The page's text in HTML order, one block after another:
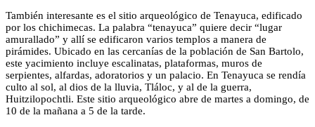
También interesante es el sitio arqueológico de Tenayuca, edificado
por los chichimecas. La palabra “tenayuca” quiere decir “lugar
amurallado” y allí se edificaron varios templos a manera de
pirámides. Ubicado en las cercanías de la población de San Bartolo,
este yacimiento incluye escalinatas, plataformas, muros de
serpientes, alfardas, adoratorios y un palacio. En Tenayuca se rendía
culto al sol, al dios de la lluvia, Tláloc, y al de la guerra,
Huitzilopochtli. Este sitio arqueológico abre de martes a domingo, de
10 de la mañana a 5 de la tarde.